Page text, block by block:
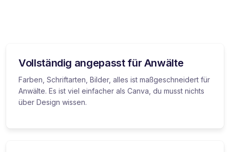
Vollständig angepasst für Anwälte
Farben, Schriftarten, Bilder, alles ist maßgeschneidert für
Anwälte. Es ist viel einfacher als Canva, du musst nichts
über Design wissen.